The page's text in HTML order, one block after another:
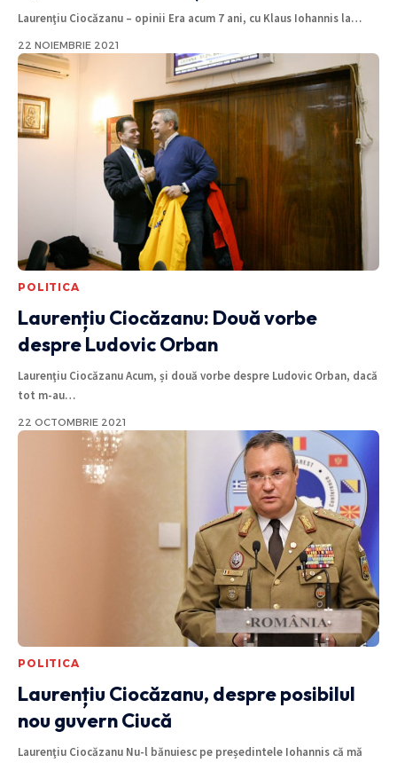
Laurenţiu Ciocăzanu – opinii Era acum 7 ani, cu Klaus Iohannis la…
22 NOIEMBRIE 2021
POLITICA
Laurențiu Ciocăzanu: Două vorbe
despre Ludovic Orban
Laurenţiu Ciocăzanu Acum, și două vorbe despre Ludovic Orban, dacă
tot m-au…
22 OCTOMBRIE 2021
POLITICA
Laurențiu Ciocăzanu, despre posibilul
nou guvern Ciucă
Laurenţiu Ciocăzanu Nu-l bănuiesc pe președintele Iohannis că mă